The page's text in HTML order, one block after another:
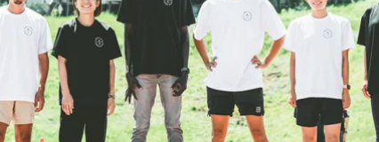
新
谷
仁
美
や
卜
部
蘭